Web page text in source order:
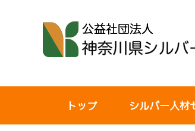
トップ シルバー人材